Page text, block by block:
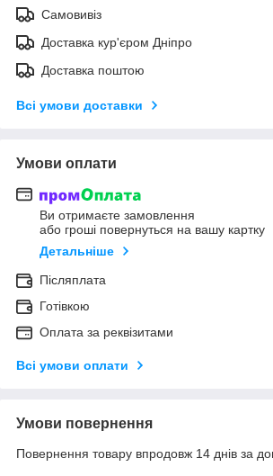
Самовивіз
Доставка кур'єром Дніпро
Доставка поштою
Всі умови доставки
Умови оплати
Ви отримаєте замовлення
або гроші повернуться на вашу картку
Детальніше
Післяплата
Готівкою
Оплата за реквізитами
Всі умови оплати
Умови повернення
Повернення товару впродовж 14 днів за